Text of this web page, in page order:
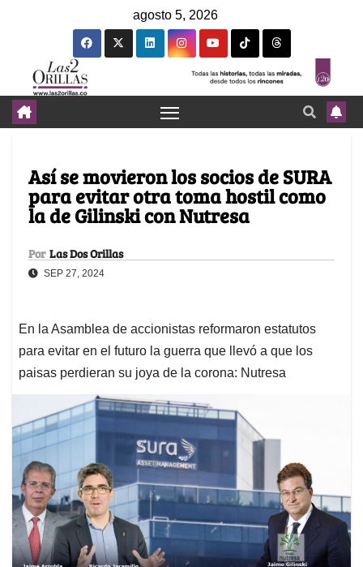
agosto 5, 2026
Así se movieron los socios de SURA
para evitar otra toma hostil como
la de Gilinski con Nutresa
Por Las Dos Orillas
SEP 27, 2024
En la Asamblea de accionistas reformaron estatutos
para evitar en el futuro la guerra que llevó a que los
paisas perdieran su joya de la corona: Nutresa